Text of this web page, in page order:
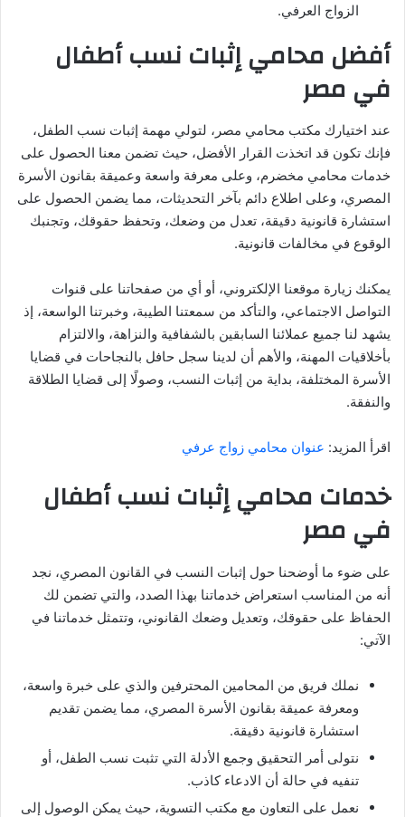
الزواج العرفي.
أفضل محامي إثبات نسب أطفال
في مصر
عند اختيارك مكتب محامي مصر، لتولي مهمة إثبات نسب الطفل،
فإنك تكون قد اتخذت القرار الأفضل، حيث تضمن معنا الحصول على
خدمات محامي مخضرم، وعلى معرفة واسعة وعميقة بقانون الأسرة
المصري، وعلى اطلاع دائم بآخر التحديثات، مما يضمن الحصول على
استشارة قانونية دقيقة، تعدل من وضعك، وتحفظ حقوقك، وتجنبك
الوقوع في مخالفات قانونية.
يمكنك زيارة موقعنا الإلكتروني، أو أي من صفحاتنا على قنوات
التواصل الاجتماعي، والتأكد من سمعتنا الطيبة، وخبرتنا الواسعة، إذ
يشهد لنا جميع عملائنا السابقين بالشفافية والنزاهة، والالتزام
بأخلاقيات المهنة، والأهم أن لدينا سجل حافل بالنجاحات في قضايا
الأسرة المختلفة، بداية من إثبات النسب، وصولًا إلى قضايا الطلاقة
والنفقة.
اقرأ المزيد: عنوان محامي زواج عرفي
خدمات محامي إثبات نسب أطفال
في مصر
على ضوء ما أوضحنا حول إثبات النسب في القانون المصري، نجد
أنه من المناسب استعراض خدماتنا بهذا الصدد، والتي تضمن لك
الحفاظ على حقوقك، وتعديل وضعك القانوني، وتتمثل خدماتنا في
الآتي:
نملك فريق من المحامين المحترفين والذي على خبرة واسعة،
ومعرفة عميقة بقانون الأسرة المصري، مما يضمن تقديم
استشارة قانونية دقيقة.
نتولى أمر التحقيق وجمع الأدلة التي تثبت نسب الطفل، أو
تنفيه في حالة أن الادعاء كاذب.
نعمل على التعاون مع مكتب التسوية، حيث يمكن الوصول إلى